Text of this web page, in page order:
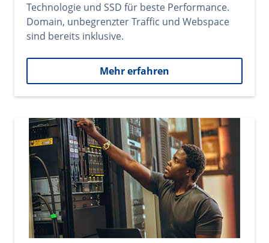
Technologie und SSD für beste Performance.
Domain, unbegrenzter Traffic und Webspace
sind bereits inklusive.
Mehr erfahren